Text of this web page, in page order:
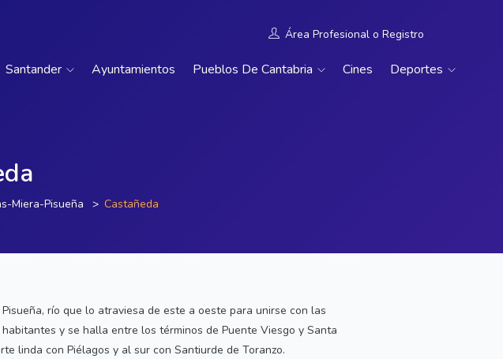
Área Profesional o Registro
Santander Ayuntamientos Pueblos De Cantabria Cines Deportes
Miera-Pisueña Castañeda
río que lo atraviesa de este a oeste para unirse con las
y se halla entre los términos de Puente Viesgo y Santa
linda con Piélagos y al sur con Santiurde de Toranzo.